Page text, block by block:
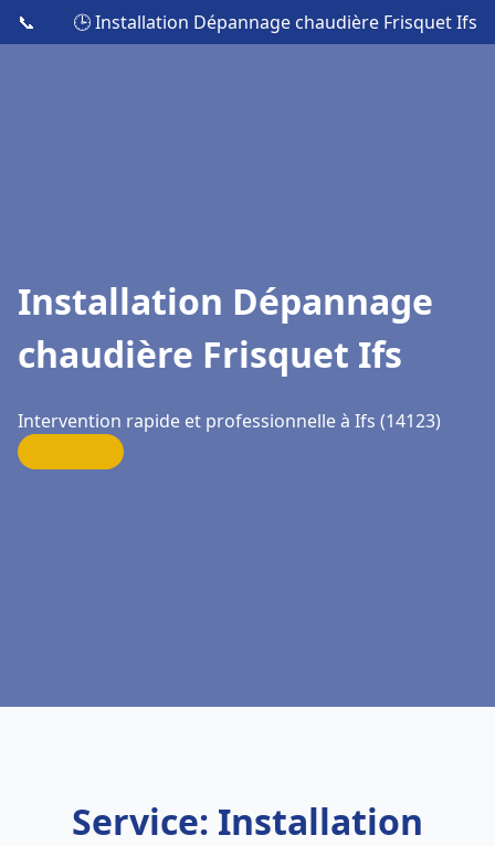
📞 🕒 Installation Dépannage chaudière Frisquet Ifs
Installation Dépannage
chaudière Frisquet Ifs
Intervention rapide et professionnelle à Ifs (14123)
Service: Installation